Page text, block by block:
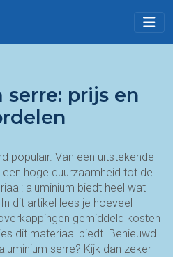
prijs en
populair. Van een uitstekende
hoge duurzaamheid tot de
aluminium biedt heel wat
dit artikel lees je hoeveel
gemiddeld kosten
dit materiaal biedt. Benieuwd
serre? Kijk dan zeker